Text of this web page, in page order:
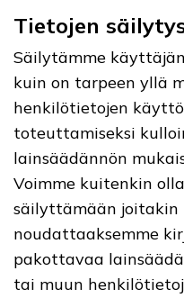
Tietojen
Säilytämme
kuin on tarpeen yllä
henkilötietojen
toteuttamiseksi
lainsäädännön
Voimme kuitenkin
säilyttämään
noudattaaksemme
pakottavaa
tai muun